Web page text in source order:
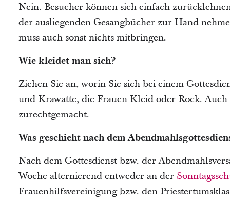
Nein. Besucher können sich einfach
der ausliegenden Gesangbücher zur Hand
muss auch sonst nichts mitbringen.
Wie kleidet man sich?
Ziehen Sie an, worin Sie sich bei einem
und Krawatte, die Frauen Kleid oder Rock.
zurechtgemacht.
Was geschieht nach dem
Nach dem Gottesdienst bzw. der
Woche alternierend entweder an der
Frauenhilfsvereinigung bzw. den